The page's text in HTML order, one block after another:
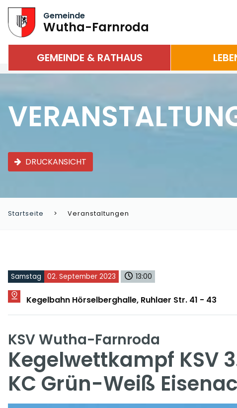
Gemeinde
Wutha-Farnroda
GEMEINDE & RATHAUS
DRUCKANSICHT
Startseite Veranstaltungen
Samstag 02. September 2023 13:00
Kegelbahn Hörselberghalle, Ruhlaer Str. 41 - 43
KSV Wutha-Farnroda
Kegelwettkampf KSV
KC Grün-Weiß